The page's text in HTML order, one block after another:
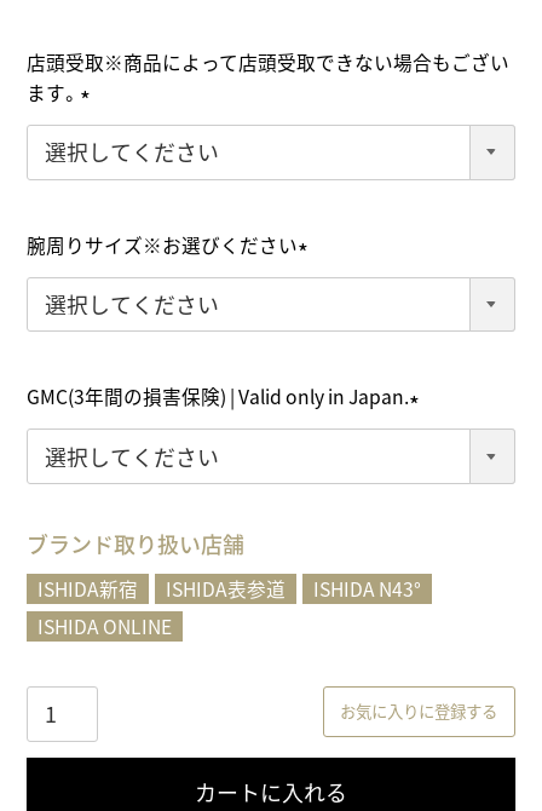
店頭受取※商品によって店頭受取できない場合もござい
ます。
(
必
腕周りサイズ※お選びください
(
GMC(3年間の損害保険) | Valid only in Japan.
(
ブランド取り扱い店舗
ISHIDA新宿 ISHIDA表参道
ISHIDA N43°
ISHIDA ONLINE
お気に入りに登録する
カートに入れる